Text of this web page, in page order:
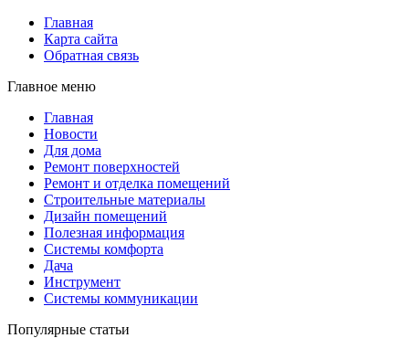
Главная
Карта сайта
Обратная связь
Главное меню
Главная
Новости
Для дома
Ремонт поверхностей
Ремонт и отделка помещений
Строительные материалы
Дизайн помещений
Полезная информация
Системы комфорта
Дача
Инструмент
Системы коммуникации
Популярные статьи